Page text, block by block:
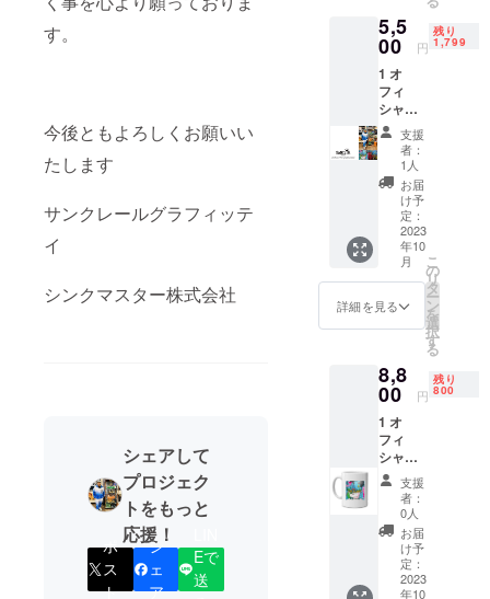
す。
今後ともよろしくお願いい
たします
サンクレールグラフィッテ
イ
シンクマスター株式会社
シェアして
プロジェク
トをもっと
応援！
ポ
ス
ト
シ
ェ
ア
Eで
送
ミニサ
イズ化
した特
別キー
ホル
ダーで
す。 注
意：リ
ターン
商品配
送、
アー
ティス
ト手渡
しは日
本国内
に限り
商品は
イメー
であ
り、現
品と異
なる場
合があ
ります
のでご
了承く
ださい
**絵画
5,5
00 円
残り
1,799
1 オ
フィ
シャル
キー
ホール
ダー + 1
サイン
カード
クレー
ルグラ
フィッ
テイ
アー
ティス
カーを
ミニサ
イズ化
した特
別キー
ホル
ダーで
サイン
カード
はアー
ティス
トの写
支援
者：
1人
お届
け予
定：
2023
年10
月
詳細を見る
こ
の
リ
タ
ー
ン
を
選
択
す
る
8,8
00 円
残り
800
1 オ
フィ
シャル
マグ
カップ
はBLUE
MAN シ
リーズ
のTHE
SECRE
支援
者：
0人
お届
け予
定：
2023
年10